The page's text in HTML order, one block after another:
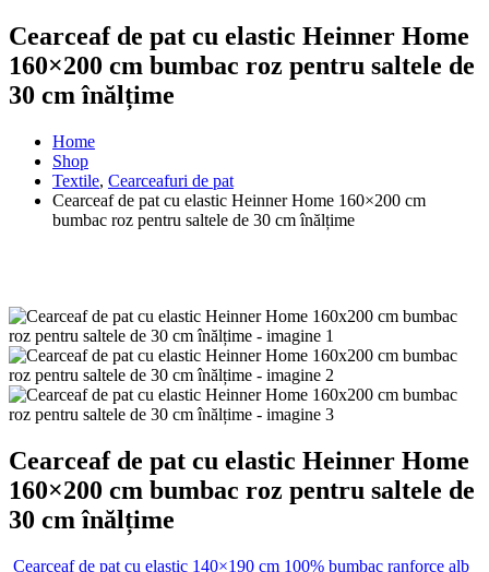
Cearceaf de pat cu elastic Heinner Home
160×200 cm bumbac roz pentru saltele de
30 cm înălțime
Home
Shop
Textile, Cearceafuri de pat
Cearceaf de pat cu elastic Heinner Home 160×200 cm
bumbac roz pentru saltele de 30 cm înălțime
Cearceaf de pat cu elastic Heinner Home
160×200 cm bumbac roz pentru saltele de
30 cm înălțime
Cearceaf de pat cu elastic 140×190 cm 100% bumbac ranforce alb